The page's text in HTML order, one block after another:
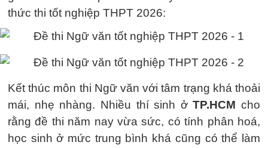
thức thi tốt nghiệp THPT 2026:
Kết thúc môn thi Ngữ văn với tâm trạng khá thoải
mái, nhẹ nhàng. Nhiều thí sinh ởTP.HCM cho
rằng đề thi năm nay vừa sức, có tính phân hoá,
học sinh ở mức trung bình khá cũng có thể làm